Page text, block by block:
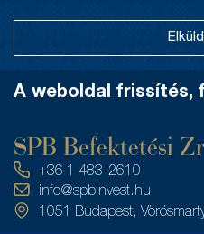
A weboldal frissítés,
SPB Befektetési
+36 1 483-2610
info@spbinvest.hu
1051 Budapest,